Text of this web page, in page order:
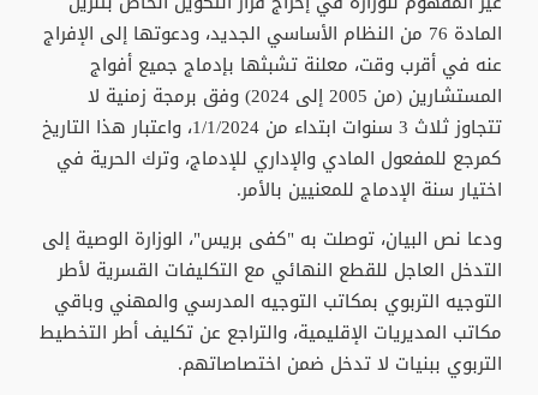
المادة 76 من النظام الأساسي الجديد، ودعوتها إلى الإفراج
عنه في أقرب وقت، معلنة تشبثها بإدماج جميع أفواج
المستشارين (من 2005 إلى 2024) وفق برمجة زمنية لا
تتجاوز ثلاث 3 سنوات ابتداء من 1/1/2024، واعتبار هذا التاريخ
كمرجع للمفعول المادي والإداري للإدماج، وترك الحرية في
اختيار سنة الإدماج للمعنيين بالأمر.
ودعا نص البيان، توصلت به "كفى بريس"، الوزارة الوصية إلى
التدخل العاجل للقطع النهائي مع التكليفات القسرية لأطر
التوجيه التربوي بمكاتب التوجيه المدرسي والمهني وباقي
مكاتب المديريات الإقليمية، والتراجع عن تكليف أطر التخطيط
التربوي ببنيات لا تدخل ضمن اختصاصاتهم.